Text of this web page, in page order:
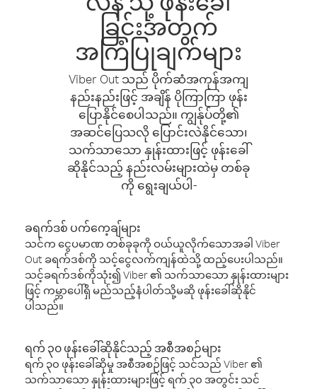
ခြင်းအတွက်
အကြံပြုချက်များ
Viber Out သည် ပိုက်ဆံအကုန်အကျ
နည်းနည်းဖြင့် အချိန် ပိုကြာကြာ ဖုန်း
ပြောနိုင်စေပါသည်။ ကျွန်ုပ်တို့၏
အဆင်ပြေသလို ပြောင်းလဲနိုင်သော၊
သက်သာသော နှုန်းထားဖြင့် ဖုန်းခေါ်
ဆိုနိုင်သည့် နည်းလမ်းများထဲမှ တစ်ခု
ကို ရွေးချယ်ပါ-
ခရက်ဒစ် ပက်ကေ့ချ်များ
သင်က ငွေပမာဏ တစ်ခုခုကို ဝယ်ယူလိုက်သောအခါ Viber
Out ခရက်ဒစ်ကို သင့်ငွေလက်ကျန်ထဲသို့ ထည့်ပေးပါသည်။
သင့်ခရက်ဒစ်ကိုသုံး၍ Viber ၏ သက်သာသော နှုန်းထားများ
ဖြင့် ကမ္ဘာပေါ်ရှိ မည်သည့်နံပါတ်သို့မဆို ဖုန်းခေါ်ဆိုနိုင်
ပါသည်။
ရက် ၃၀ ဖုန်းခေါ်ဆိုနိုင်သည့် အစီအစဉ်များ
ရက် ၃၀ ဖုန်းခေါ်ဆိုမှု အစီအစဉ်ဖြင့် သင်သည် Viber ၏
သက်သာသော နှုန်းထားများဖြင့် ရက် ၃၀ အတွင်း သင်